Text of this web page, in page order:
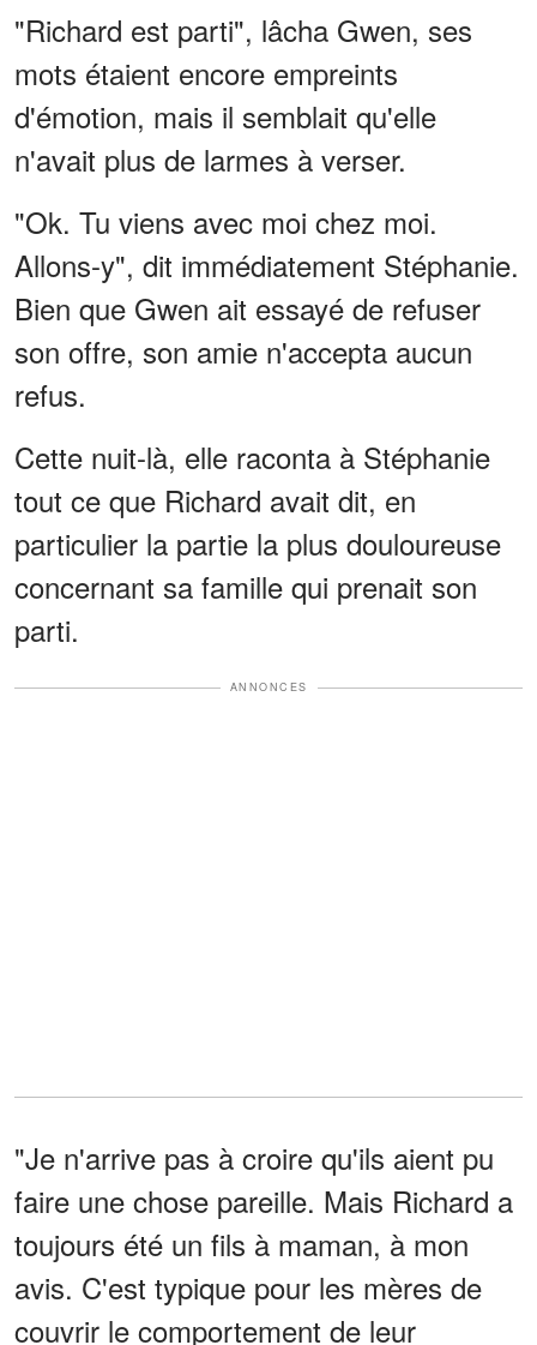
"Richard est parti", lâcha Gwen, ses
mots étaient encore empreints
d'émotion, mais il semblait qu'elle
n'avait plus de larmes à verser.
"Ok. Tu viens avec moi chez moi.
Allons-y", dit immédiatement Stéphanie.
Bien que Gwen ait essayé de refuser
son offre, son amie n'accepta aucun
refus.
Cette nuit-là, elle raconta à Stéphanie
tout ce que Richard avait dit, en
particulier la partie la plus douloureuse
concernant sa famille qui prenait son
parti.
ANNONCES
"Je n'arrive pas à croire qu'ils aient pu
faire une chose pareille. Mais Richard a
toujours été un fils à maman, à mon
avis. C'est typique pour les mères de
couvrir le comportement de leur